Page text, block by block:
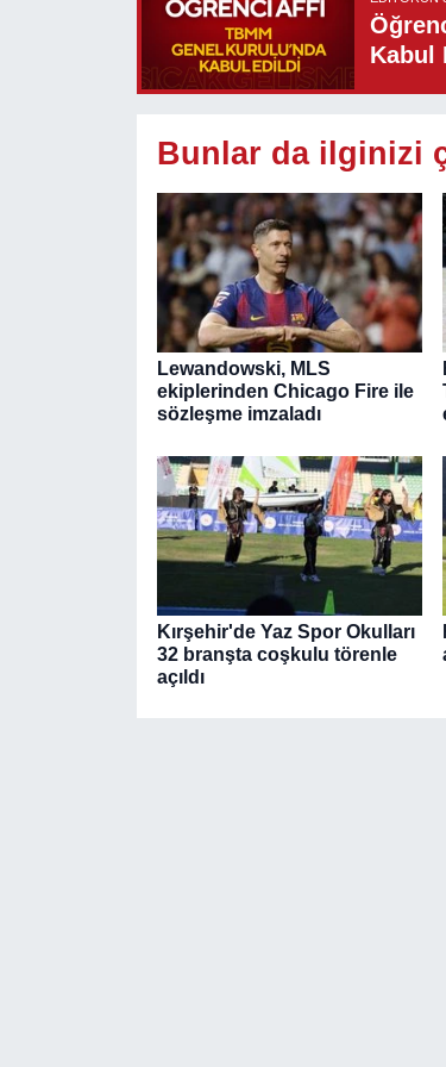
Kabul
Bunlar da ilginizi
Lewandowski, MLS
ekiplerinden Chicago Fire ile
sözleşme imzaladı
Kırşehir'de Yaz Spor Okulları
32 branşta coşkulu törenle
açıldı